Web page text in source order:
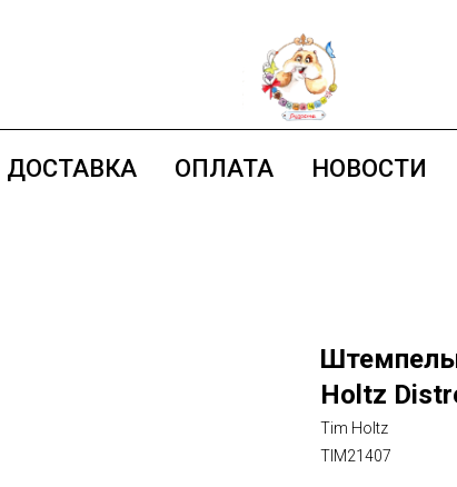
ДОСТАВКА ОПЛАТА НОВОСТИ
Holtz
Tim Holtz
TIM21407